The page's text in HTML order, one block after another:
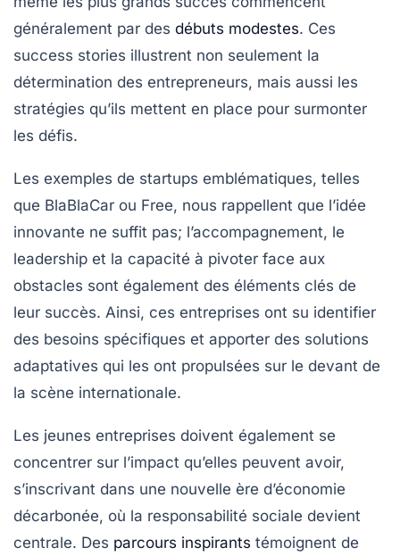
généralement par des débuts modestes. Ces
success stories illustrent non seulement la
détermination des entrepreneurs, mais aussi les
stratégies qu’ils mettent en place pour surmonter
les défis.
Les exemples de startups emblématiques, telles
que BlaBlaCar ou Free, nous rappellent que l’idée
innovante ne suffit pas; l’accompagnement, le
leadership et la capacité à pivoter face aux
obstacles sont également des éléments clés de
leur succès. Ainsi, ces entreprises ont su identifier
des besoins spécifiques et apporter des solutions
adaptatives qui les ont propulsées sur le devant de
la scène internationale.
Les jeunes entreprises doivent également se
concentrer sur l’impact qu’elles peuvent avoir,
s’inscrivant dans une nouvelle ère d’économie
décarbonée, où la responsabilité sociale devient
centrale. Des parcours inspirants témoignent de